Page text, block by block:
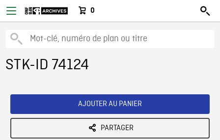
0
STK-ID 74124
AJOUTER AU PANIER
PARTAGER